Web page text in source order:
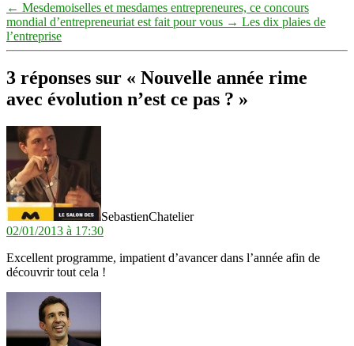
← Mesdemoiselles et mesdames entrepreneures, ce concours
mondial d’entrepreneuriat est fait pour vous → Les dix plaies de
l’entreprise
3 réponses sur « Nouvelle année rime
avec évolution n’est ce pas ? »
SebastienChatelier
02/01/2013 à 17:30
Excellent programme, impatient d’avancer dans l’année afin de
découvrir tout cela !